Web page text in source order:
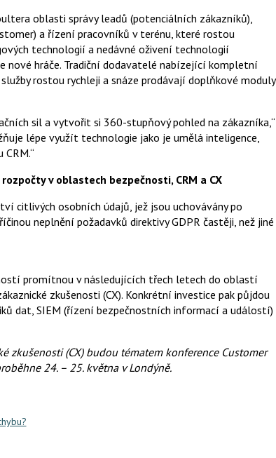
d
e
t
í
t
n
c
e
e
n
t
oblasti správy leadů (potenciálních zákazníků),
a řízení pracovníků v terénu, které rostou
technologií a nedávné oživení technologií
nové hráče. Tradiční dodavatelé nabízející kompletní
rostou rychleji a snáze prodávají doplňkové moduly
sil a vytvořit si 360-stupňový pohled na zákazníka,“
lépe využít technologie jako je umělá inteligence,
v oblastech bezpečnosti, CRM a CX
citlivých osobních údajů, jež jsou uchovávány po
neplnění požadavků direktivy GDPR častěji, než jiné
promítnou v následujících třech letech do oblastí
zkušenosti (CX). Konkrétní investice pak půjdou
dat, SIEM (řízení bezpečnostních informací a událostí)
zkušenosti (CX) budou tématem konference Customer
24. – 25. května v Londýně.